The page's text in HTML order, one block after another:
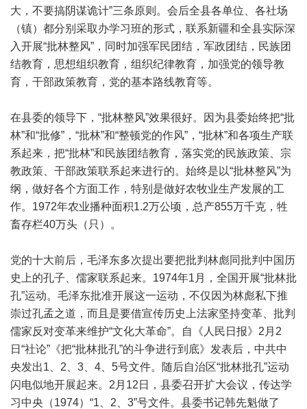
大，不要搞阴谋诡计”三条原则。会后全县各单位、各社场
（镇）都分别采取办学习班的形式，联系新疆和全县实际深
入开展“批林整风”，同时加强军民团结，军政团结，民族团
结教育，思想组织教育，组织纪律教育，加强党的领导教
育，干部政策教育，党的基本路线教育等。
在县委的领导下，“批林整风”效果很好。因为县委始终把“批
林”和“批修”，“批林”和“整顿党的作风”，“批林”和各项生产联
系起来，把“批林”和民族团结教育，落实党的民族政策、宗
教政策、干部政策联系起来进行的。始终是以“批林整风”为
纲，做好各个方面工作，特别是做好农牧业生产发展的工
作。1972年农业播种面积1.2万公顷，总产855万千克，牲
畜存栏40万头（只）。
党的十大前后，毛泽东多次提出要把批判林彪同批判中国历
史上的孔子、儒家联系起来。1974年1月，全国开展“批林批
孔”运动。毛泽东批准开展这一运动，不仅因为林彪私下推
崇过孔孟之道，而且是要借宣传历史上法家坚持变革、批判
儒家反对变革来维护“文化大革命”。自《人民日报》2月2
日“社论”《把“批林批孔”的斗争进行到底》发表后，中共中
央发出1、2、3、4、5号文件。随后自治区“批林批孔”运动
闪电似地开展起来。2月12日，县委召开扩大会议，传达学
习中央（1974）“1、2、3”号文件。县委书记韩先魁做了